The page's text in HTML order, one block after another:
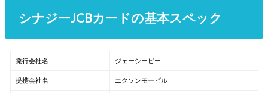
シナジーJCBカードの基本スペック
発行会社名 ジェーシービー
提携会社名 エクソンモービル